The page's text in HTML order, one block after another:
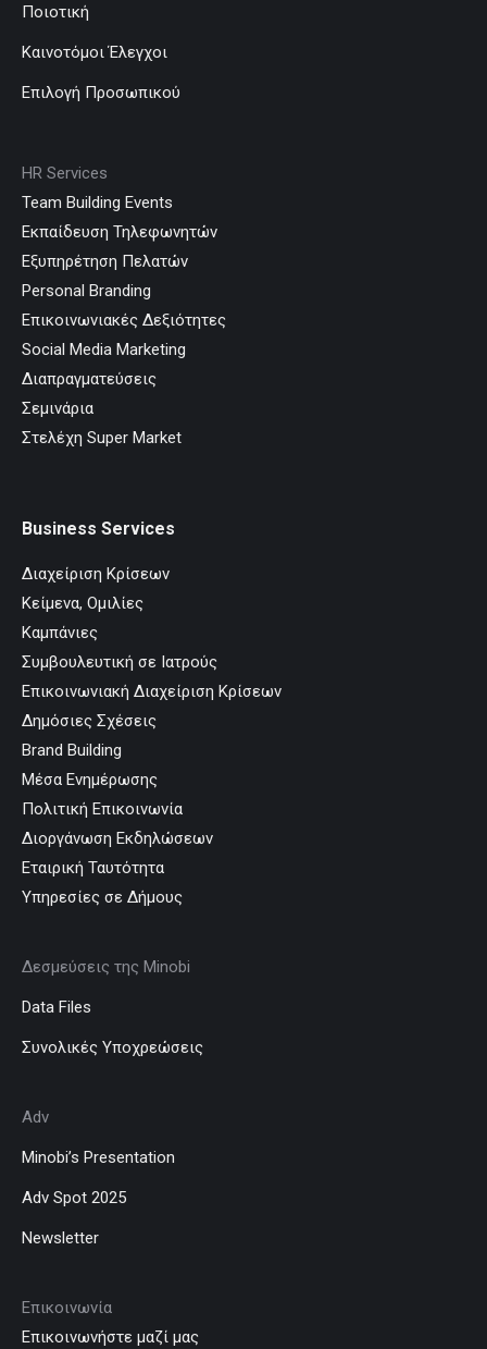
Ποιοτική
Καινοτόμοι Έλεγχοι
Επιλογή Προσωπικού
HR Services
Team Building Events
Εκπαίδευση Τηλεφωνητών
Εξυπηρέτηση Πελατών
Personal Branding
Επικοινωνιακές Δεξιότητες
Social Media Marketing
Διαπραγματεύσεις
Σεμινάρια
Στελέχη Super Market
Business Services
Διαχείριση Κρίσεων
Κείμενα, Ομιλίες
Καμπάνιες
Συμβουλευτική σε Ιατρούς
Επικοινωνιακή Διαχείριση Κρίσεων
Δημόσιες Σχέσεις
Brand Building
Μέσα Ενημέρωσης
Πολιτική Επικοινωνία
Διοργάνωση Εκδηλώσεων
Εταιρική Ταυτότητα
Υπηρεσίες σε Δήμους
Δεσμεύσεις της Minobi
Data Files
Συνολικές Υποχρεώσεις
Adv
Minobi’s Presentation
Adv Spot 2025
Newsletter
Επικοινωνία
Επικοινωνήστε μαζί μας